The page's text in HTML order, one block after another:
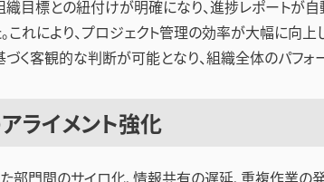
目標との紐付けが明確になり、進捗レポートが
これにより、プロジェクト管理の効率が大幅に向
づく客観的な判断が可能となり、組織全体のパフォ
ライメント強化
門間のサイロ化、情報共有の遅延、重複作業の